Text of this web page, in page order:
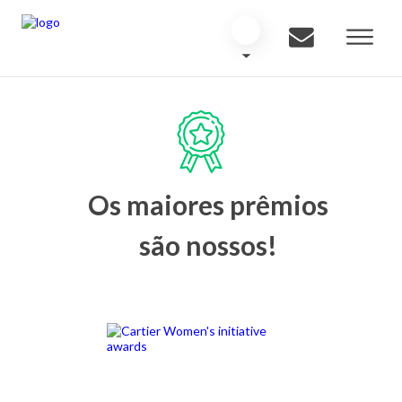
Os maiores prêmios
são nossos!